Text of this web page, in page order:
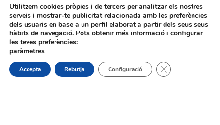
« ‹ 33 34 35 36 37
›
»
Utilitzem cookies pròpies i de tercers per analitzar els nostres
serveis i mostrar-te publicitat relacionada amb les preferències
dels usuaris en base a un perfil elaborat a partir dels seus seus
hàbits de navegació. Pots obtenir més informació i configurar
les teves preferències:
paràmetres
Accepta Rebutja Configuració Tanca el bàner de